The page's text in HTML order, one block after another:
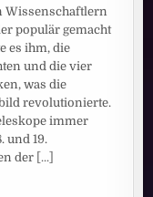
Wissenschaftlern
populär gemacht
es ihm, die
und die vier
was die
revolutionierte.
immer
und 19.
der [...]